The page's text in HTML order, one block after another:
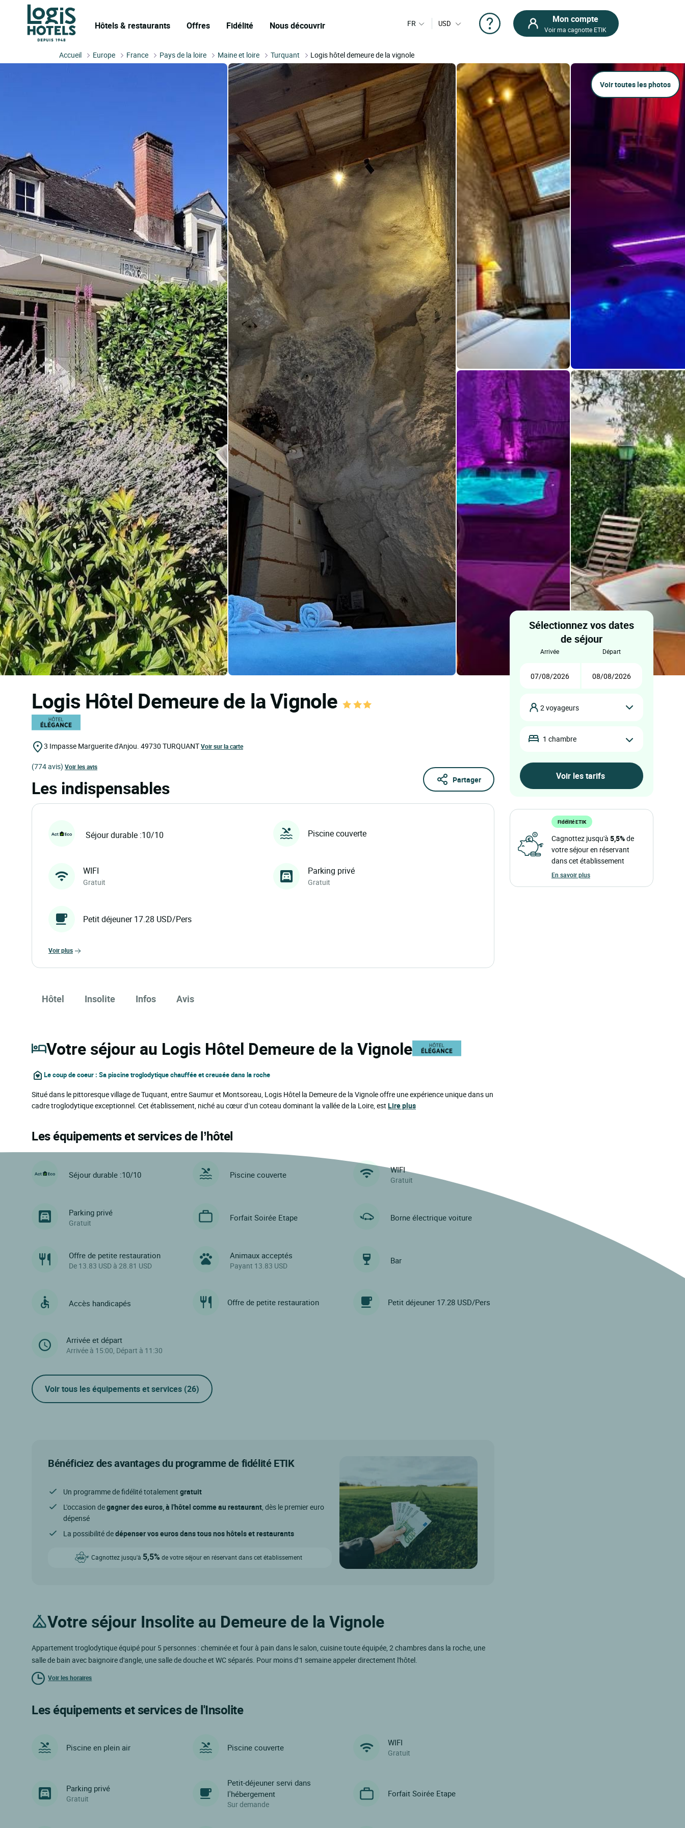
Hôtels & restaurants Offres Fidélité Nous découvrir FR USD Mon compte
Voir ma cagnotte ETIK
Accueil Europe France Pays de la loire Maine et loire Turquant Logis hôtel demeure de la vignole
Voir toutes les photos
Logis Hôtel Demeure de la Vignole
3 Impasse Marguerite d'Anjou. 49730 TURQUANTVoir sur la carte
(774 avis) Voir les avis
Partager
Les indispensables
Séjour durable :10/10 Piscine couverte
WIFI
Gratuit
Parking privé
Gratuit
Petit déjeuner 17.28 USD/Pers
voir plus
Hôtel Insolite Infos Avis
Votre séjour au Logis Hôtel Demeure de la Vignole
Le coup de coeur : Sa piscine troglodytique chauffée et creusée dans la roche
Situé dans le pittoresque village de Tuquant, entre Saumur et Montsoreau, Logis Hôtel la Demeure de la Vignole offre une expérience unique dans un
cadre troglodytique exceptionnel. Cet établissement, niché au cœur d’un coteau dominant la vallée de la Loire, est Lire plus
Les équipements et services de l’hôtel
Séjour durable :10/10 Piscine couverte WIFI
Gratuit
Parking privé
Gratuit
Forfait Soirée Etape Borne électrique voiture
Offre de petite restauration
De 13.83 USD à 28.81 USD
Animaux acceptés
Payant 13.83 USD
Bar
Accès handicapés Offre de petite restauration Petit déjeuner 17.28 USD/Pers
Arrivée et départ
Arrivée à 15:00, Départ à 11:30
Voir tous les équipements et services (26)
Bénéficiez des avantages du programme de fidélité ETIK
Un programme de fidélité totalement gratuit
L'occasion degagner des euros, à l'hôtel comme au restaurant, dès le premier euro
dépensé
La possibilité dedépenser vos euros dans tous nos hôtels et restaurants
Cagnottez jusqu'à 5,5% de votre séjour en réservant dans cet établissement
Votre séjour Insolite au Demeure de la Vignole
Appartement troglodytique équipé pour 5 personnes : cheminée et four à pain dans le salon, cuisine toute équipée, 2 chambres dans la roche, une
salle de bain avec baignoire d'angle, une salle de douche et WC séparés. Pour moins d'1 semaine appeler directement l'hôtel.
Voir les horaires
Les équipements et services de l'Insolite
Piscine en plein air Piscine couverte WIFI
Gratuit
Parking privé
Gratuit
Petit-déjeuner servi dans
l'hébergement
Sur demande
Forfait Soirée Etape
Sélectionnez vos dates
de séjour
arrivée départ
2 voyageurs
1 chambre
Fidélité ETIK
Cagnottez jusqu'à 5,5%de
votre séjour en réservant
dans cet établissement
En savoir plus